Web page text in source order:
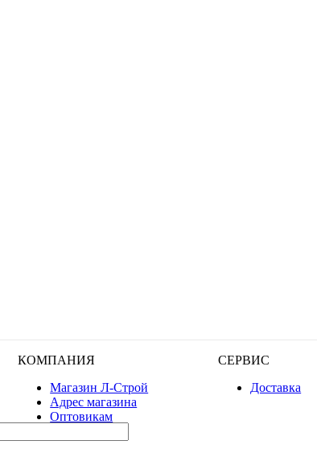
КОМПАНИЯ
Магазин Л-Строй
Адрес магазина
Оптовикам
СЕРВИС
Доставка